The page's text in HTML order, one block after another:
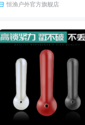
恒渔户外官方旗舰店